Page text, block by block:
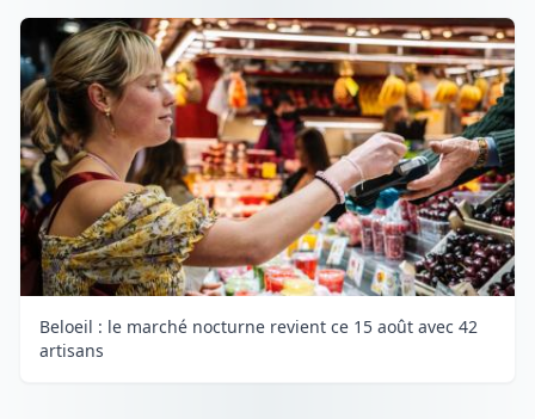
Beloeil : le marché nocturne revient ce 15 août avec 42
artisans